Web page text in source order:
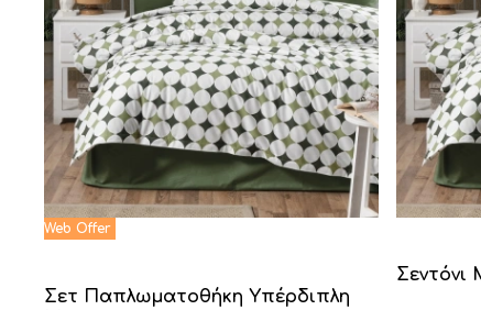
Σετ Παπλωματοθήκη Υπέρδιπλη
Σεντόνι